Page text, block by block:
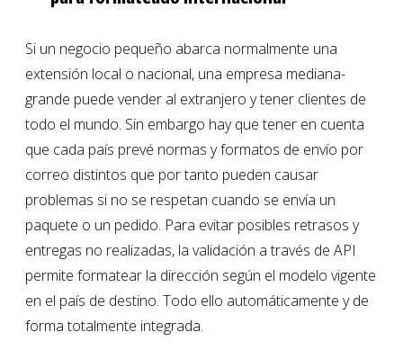
Si un negocio pequeño abarca normalmente una
extensión local o nacional, una empresa mediana-
grande puede vender al extranjero y tener clientes de
todo el mundo. Sin embargo hay que tener en cuenta
que cada país prevé normas y formatos de envío por
correo distintos que por tanto pueden causar
problemas si no se respetan cuando se envía un
paquete o un pedido. Para evitar posibles retrasos y
entregas no realizadas, la validación a través de API
permite formatear la dirección según el modelo vigente
en el país de destino. Todo ello automáticamente y de
forma totalmente integrada.